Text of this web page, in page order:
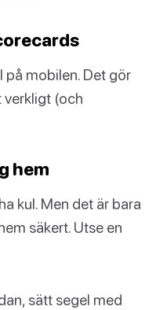
mobilen. Det gör
verkligt (och
hem
kul. Men det är bara
säkert. Utse en
sätt segel med